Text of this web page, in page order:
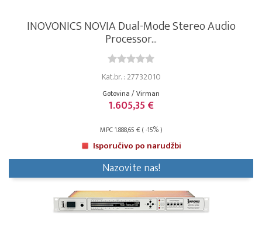
INOVONICS NOVIA Dual-Mode Stereo Audio
Processor...
Kat.br. : 27732010
Gotovina / Virman
1.605,35 €
MPC 1.888,65 € ( -15% )
Isporučivo po narudžbi
Nazovite nas!